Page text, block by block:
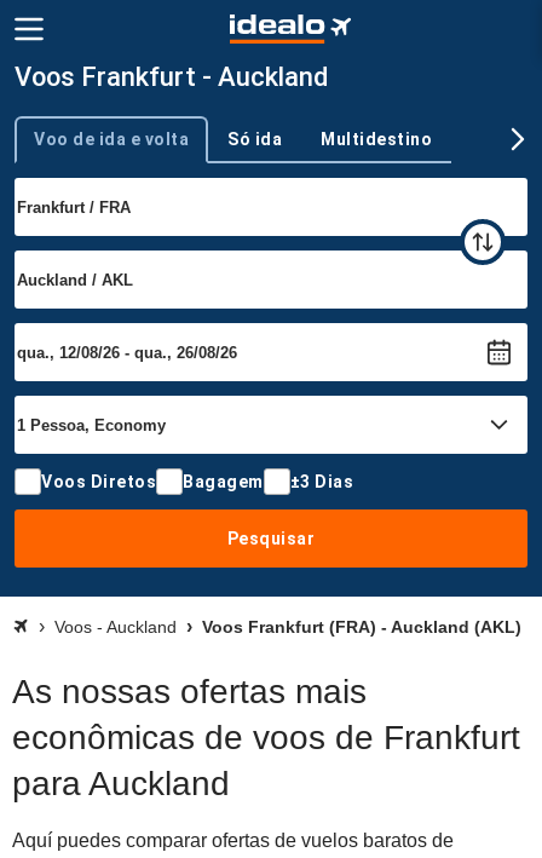
Voos Frankfurt - Auckland
Tipo de viagem
Voo de ida e volta Só ida Multidestino
Voos Diretos Bagagem ±3 Dias
Pesquisar
Voos - Auckland Voos Frankfurt (FRA) - Auckland (AKL)
As nossas ofertas mais
econômicas de voos de Frankfurt
para Auckland
Aquí puedes comparar ofertas de vuelos baratos de